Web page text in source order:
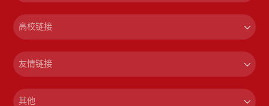
高校链接
友情链接
其他